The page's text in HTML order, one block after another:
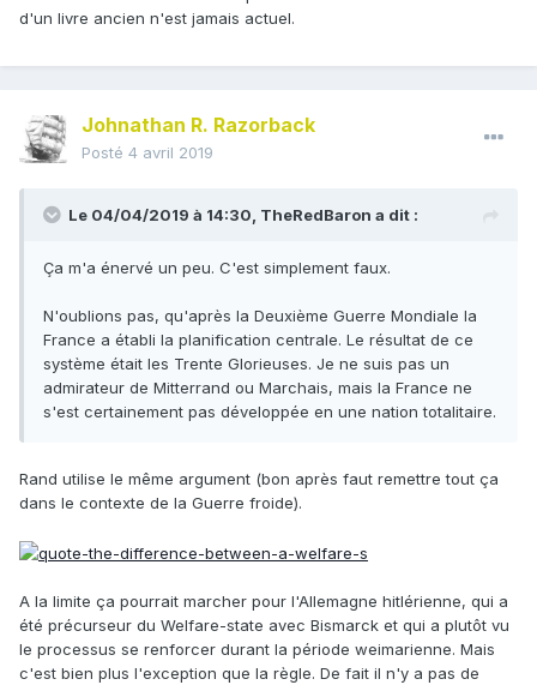
d'un livre ancien n'est jamais actuel.
Johnathan R. Razorback
Posté 4 avril 2019
Le 04/04/2019 à 14:30, TheRedBaron a dit :
Ça m'a énervé un peu. C'est simplement faux.
N'oublions pas, qu'après la Deuxième Guerre Mondiale la
France a établi la planification centrale. Le résultat de ce
système était les Trente Glorieuses. Je ne suis pas un
admirateur de Mitterrand ou Marchais, mais la France ne
s'est certainement pas développée en une nation totalitaire.
Rand utilise le même argument (bon après faut remettre tout ça
dans le contexte de la Guerre froide).
A la limite ça pourrait marcher pour l'Allemagne hitlérienne, qui a
été précurseur du Welfare-state avec Bismarck et qui a plutôt vu
le processus se renforcer durant la période weimarienne. Mais
c'est bien plus l'exception que la règle. De fait il n'y a pas de